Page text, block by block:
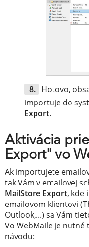
Hotovo,
importuje do
Export.
Aktivácia
Export" vo
Ak importujete
tak Vám v emailovej
MailStore Export, kde
emailovom klientovi
Outlook,...) sa Vám
Vo WebMaile je
návodu: